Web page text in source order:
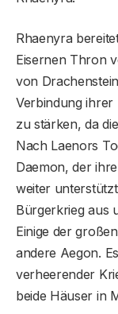
Rhaenyra
Eisernen Thron
von
Verbindung ihrer
zu stärken, da
Nach Laenors
Daemon, der
weiter
Bürgerkrieg aus
Einige der
andere Aegon.
verheerender
beide Häuser in